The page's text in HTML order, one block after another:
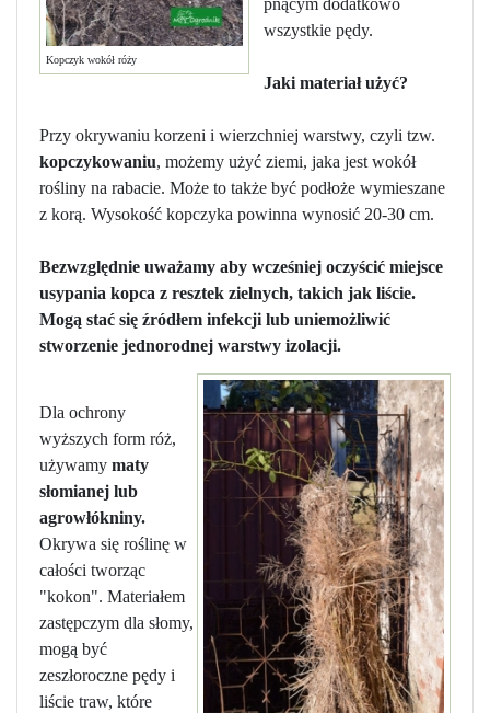
Kopczyk wokół róży
pnącym dodatkowo
wszystkie pędy.
Jaki materiał użyć?
Przy okrywaniu korzeni i wierzchniej warstwy, czyli tzw.
kopczykowaniu, możemy użyć ziemi, jaka jest wokół
rośliny na rabacie. Może to także być podłoże wymieszane
z korą. Wysokość kopczyka powinna wynosić 20-30 cm.
Bezwzględnie uważamy aby wcześniej oczyścić miejsce
usypania kopca z resztek zielnych, takich jak liście.
Mogą stać się źródłem infekcji lub uniemożliwić
stworzenie jednorodnej warstwy izolacji.
Dla ochrony
wyższych form róż,
używamy maty
słomianej lub
agrowłókniny.
Okrywa się roślinę w
całości tworząc
"kokon". Materiałem
zastępczym dla słomy,
mogą być
zeszłoroczne pędy i
liście traw, które